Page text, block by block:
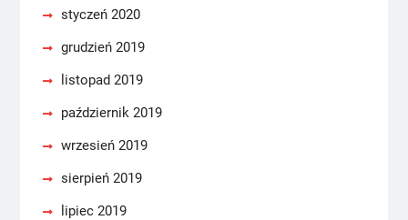
styczeń 2020
grudzień 2019
listopad 2019
październik 2019
wrzesień 2019
sierpień 2019
lipiec 2019